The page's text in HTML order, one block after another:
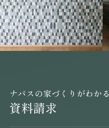
ナパスの家づくりがわかる
資料請求